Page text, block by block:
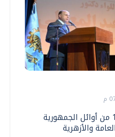
محافظ الغربية يكرم 100 من أوائل الجمهورية
والأزهرية